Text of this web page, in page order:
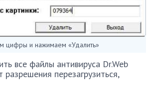
цифры и нажимаем «Удалить»
все файлы антивируса Dr.Web
разрешения перезагрузиться,